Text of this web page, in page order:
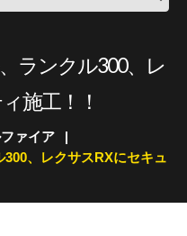
ランクル300、レ
施工！！
ァイア
、レクサスRXにセキュ